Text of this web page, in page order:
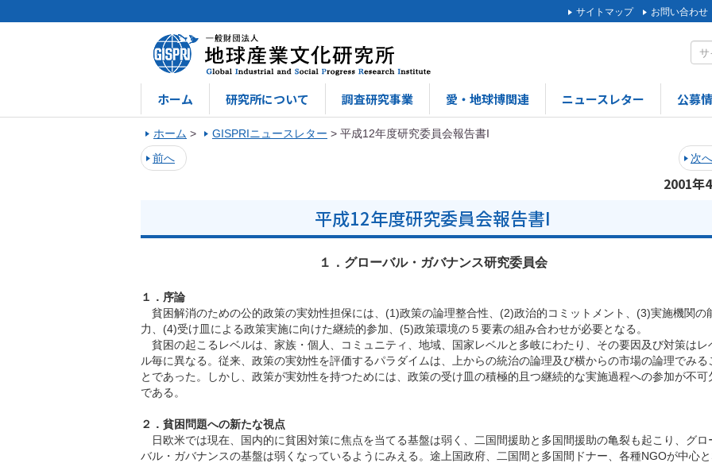
サイトマップ お問い合わせ
ホーム 研究所について 調査研究事業 愛・地球博関連 ニュースレター 公募
ホーム > GISPRIニュースレター > 平成12年度研究委員会報告書I
前へ
次へ
2001年
平成12年度研究委員会報告書I
１．グローバル・ガバナンス研究委員会
１．序論
貧困解消のための公的政策の実効性担保には、(1)政策の論理整合性、(2)政治的コミットメント、(3)実施機関の
力、(4)受け皿による政策実施に向けた継続的参加、(5)政策環境の５要素の組み合わせが必要となる。
貧困の起こるレベルは、家族・個人、コミュニティ、地域、国家レベルと多岐にわたり、その要因及び対策はレ
ル毎に異なる。従来、政策の実効性を評価するパラダイムは、上からの統治の論理及び横からの市場の論理でみる
とであった。しかし、政策が実効性を持つためには、政策の受け皿の積極的且つ継続的な実施過程への参加が不可
である。
２．貧困問題への新たな視点
日欧米では現在、国内的に貧困対策に焦点を当てる基盤は弱く、二国間援助と多国間援助の亀裂も起こり、グロ
バル・ガバナンスの基盤は弱くなっているようにみえる。途上国政府、二国間と多国間ドナー、各種NGOが中心